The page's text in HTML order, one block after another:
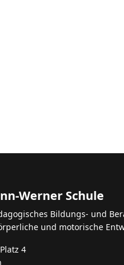
Werner Schule
Bildungs- und
und motorische
4